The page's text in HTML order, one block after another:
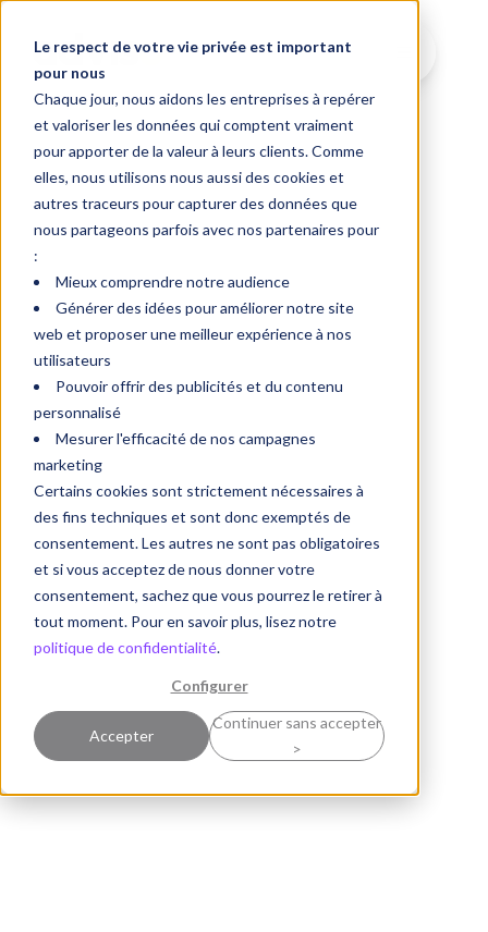
Le respect de votre vie privée est important
pour nous
Chaque jour, nous aidons les entreprises à repérer
et valoriser les données qui comptent vraiment
pour apporter de la valeur à leurs clients. Comme
elles, nous utilisons nous aussi des cookies et
autres traceurs pour capturer des données que
nous partageons parfois avec nos partenaires pour
:
Mieux comprendre notre audience
Générer des idées pour améliorer notre site
web et proposer une meilleur expérience à nos
utilisateurs
Pouvoir offrir des publicités et du contenu
personnalisé
Mesurer l'efficacité de nos campagnes
marketing
Certains cookies sont strictement nécessaires à
des fins techniques et sont donc exemptés de
consentement. Les autres ne sont pas obligatoires
et si vous acceptez de nous donner votre
consentement, sachez que vous pourrez le retirer à
tout moment. Pour en savoir plus, lisez notre
politique de confidentialité.
Configurer
Accepter
Continuer sans accepter
>